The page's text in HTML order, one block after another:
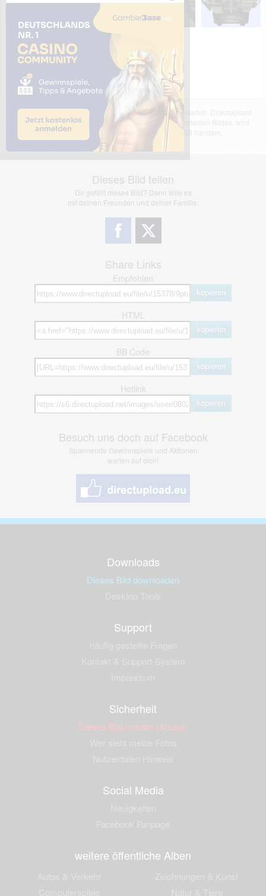
Das dargestellte Bild wurde von einem Nutzer hochgeladen. Directupload
übernimmt keinerlei Haftung für den Inhalt des dargestellten Bildes, wird
jedoch bei Verstößen nach §2(3) unserer AGB handeln.
Dieses Bild teilen
Dir gefällt dieses Bild? Dann teile es
mit deinen Freunden und deiner Familie.
Share Links
Empfohlen
kopieren
HTML
kopieren
BB Code
kopieren
Hotlink
kopieren
Besuch uns doch auf Facebook
Spannende Gewinnspiele und Aktionen
warten auf dich!
Downloads
Dieses Bild downloaden
Support
Sicherheit
Dieses Bild melden (Abuse)
Social Media
weitere öffentliche Alben